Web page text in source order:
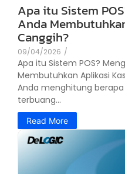
Apa itu Sistem
Anda
Canggih?
09/04/2026 /
Apa itu Sistem POS?
Membutuhkan Aplikasi
Anda menghitung
terbuang...
Read More